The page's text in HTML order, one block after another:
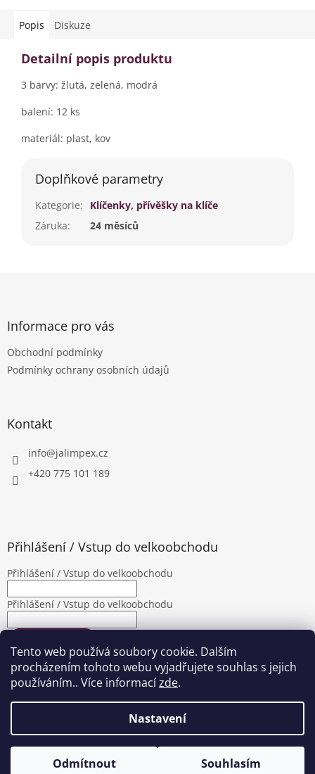
Tento web používá soubory cookie. Dalším
procházením tohoto webu vyjadřujete souhlas s jejich
používáním.. Více informacízde.
Nastavení
Odmítnout Souhlasím
Popis Diskuze
Detailní popis produktu
3 barvy: žlutá, zelená, modrá
balení: 12 ks
materiál: plast, kov
Doplňkové parametry
Kategorie:
Klíčenky, přívěšky na klíče
Záruka: 24 měsíců
Informace pro vás
Obchodní podmínky
Podmínky ochrany osobních údajů
Kontakt
info@jalimpex.cz
+420 775 101 189
Přihlášení / Vstup do velkoobchodu
Přihlášení / Vstup do velkoobchodu
Přihlášení / Vstup do velkoobchodu
Nová registrace Zapomenuté heslo
Vytvořil Shoptet|Upravila Shopea.cz
Copyright 2026Jalimpex . Všechna práva vyhrazena.